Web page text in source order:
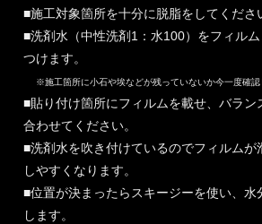
■施工対象箇所を十分に脱脂をしてくださ
■洗剤水（中性洗剤1：水100）をフィル
つけます。
※施工箇所に小石や埃などが残っていないか今一度確認
■貼り付け箇所にフィルムを載せ、バラン
合わせてください。
■洗剤水を吹き付けているのでフィルムが
しやすくなります。
■位置が決まったらスキージーを使い、水
します。